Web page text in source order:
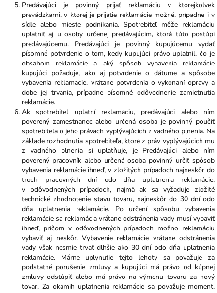
Predávajúci je povinný prijať reklamáciu v ktorejkoľvek
prevádzkarni, v ktorej je prijatie reklamácie možné, prípadne i v
sídle alebo mieste podnikania. Spotrebiteľ môže reklamáciu
uplatniť aj u osoby určenej predávajúcim, ktorá túto postúpi
predávajúcemu. Predávajúci je povinný kupujúcemu vydať
písomné potvrdenie o tom, kedy kupujúci právo uplatnil, čo je
obsahom reklamácie a aký spôsob vybavenia reklamácie
kupujúci požaduje, ako aj potvrdenie o dátume a spôsobe
vybavenia reklamácie, vrátane potvrdenia o vykonaní opravy a
dobe jej trvania, prípadne písomné odôvodnenie zamietnutia
reklamácie.
Ak spotrebiteľ uplatní reklamáciu, predávajúci alebo ním
poverený zamestnanec alebo určená osoba je povinný poučiť
spotrebiteľa o jeho právach vyplývajúcich z vadného plnenia. Na
základe rozhodnutia spotrebiteľa, ktoré z práv vyplývajúcich mu
z vadného plnenia si uplatňuje, je Predávajúci alebo ním
poverený pracovník alebo určená osoba povinný určiť spôsob
vybavenia reklamácie ihneď, v zložitých prípadoch najneskôr do
troch pracovných dní odo dňa uplatnenia reklamácie,
v odôvodnených prípadoch, najmä ak sa vyžaduje zložité
technické zhodnotenie stavu tovaru, najneskôr do 30 dní odo
dňa uplatnenia reklamácie. Po určení spôsobu vybavenia
reklamácie sa reklamácia vrátane odstránenia vady musí vybaviť
ihneď, pričom v odôvodnených prípadoch možno reklamáciu
vybaviť aj neskôr. Vybavenie reklamácie vrátane odstránenia
vady však nesmie trvať dlhšie ako 30 dní odo dňa uplatnenia
reklamácie. Márne uplynutie tejto lehoty sa považuje za
podstatné porušenie zmluvy a kupujúci má právo od kúpnej
zmluvy odstúpiť alebo má právo na výmenu tovaru za nový
tovar. Za okamih uplatnenia reklamácie sa považuje moment,